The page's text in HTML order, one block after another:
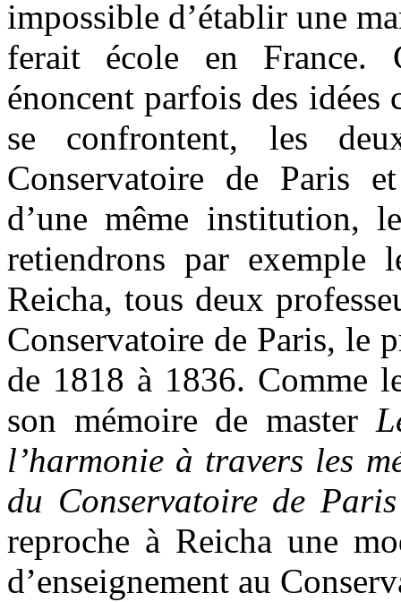
impossible d’établir une
ferait école en France.
énoncent parfois des
se confrontent, les
Conservatoire de Paris
d’une même institution,
retiendrons par
Reicha, tous deux
Conservatoire de Paris, le
de 1818 à 1836. Comme
son mémoire de master
l’harmonie à travers les
du Conservatoire de
reproche à Reicha une
d’enseignement au